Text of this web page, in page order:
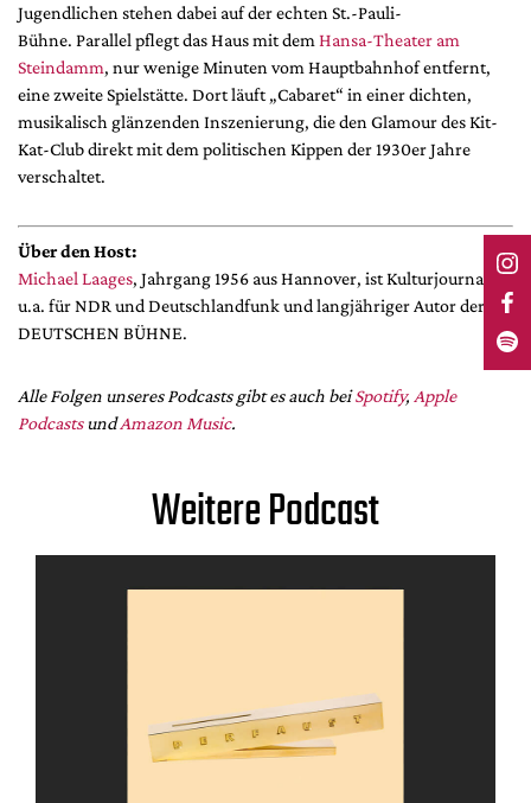
Jugendlichen stehen dabei auf der echten St.-Pauli-
Bühne. Parallel pflegt das Haus mit dem Hansa-Theater am
Steindamm, nur wenige Minuten vom Hauptbahnhof entfernt,
eine zweite Spielstätte. Dort läuft „Cabaret“ in einer dichten,
musikalisch glänzenden Inszenierung, die den Glamour des Kit-
Kat-Club direkt mit dem politischen Kippen der 1930er Jahre
verschaltet.
Über den Host:
Michael Laages, Jahrgang 1956 aus Hannover, ist Kulturjournalist
u.a. für NDR und Deutschlandfunk und langjähriger Autor der
DEUTSCHEN BÜHNE.
Alle Folgen unseres Podcasts gibt es auch beiSpotify, Apple
PodcastsundAmazon Music.
Weitere Podcast